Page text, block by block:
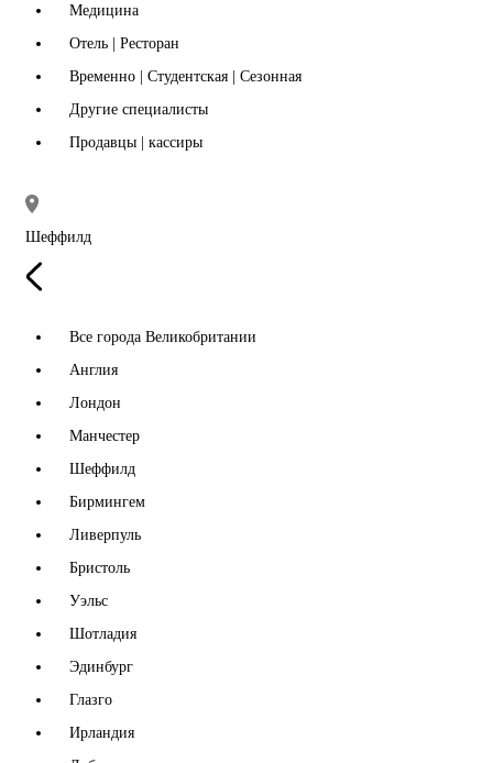
Медицина
Отель | Ресторан
Временно | Студентская | Сезонная
Другие специалисты
Продавцы | кассиры
Шеффилд
Все города Великобритании
Англия
Лондон
Манчестер
Шеффилд
Бирмингем
Ливерпуль
Бристоль
Уэльс
Шотладия
Эдинбург
Глазго
Ирландия